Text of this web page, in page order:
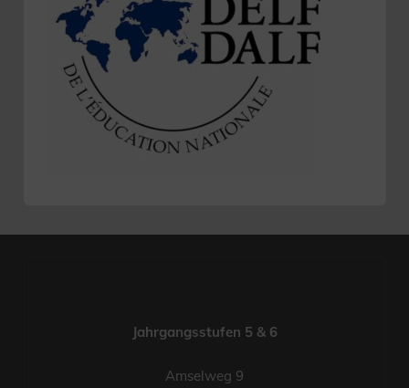
Jahrgangsstufen 5 & 6
Amselweg 9